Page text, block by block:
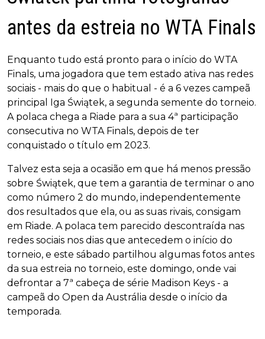
antes da estreia no WTA Finals
Enquanto tudo está pronto para o início do WTA
Finals, uma jogadora que tem estado ativa nas redes
sociais - mais do que o habitual - é a 6 vezes campeã
principal Iga Świątek, a segunda semente do torneio.
A polaca chega a Riade para a sua 4ª participação
consecutiva no WTA Finals, depois de ter
conquistado o título em 2023.
Talvez esta seja a ocasião em que há menos pressão
sobre Świątek, que tem a garantia de terminar o ano
como número 2 do mundo, independentemente
dos resultados que ela, ou as suas rivais, consigam
em Riade. A polaca tem parecido descontraída nas
redes sociais nos dias que antecedem o início do
torneio, e este sábado partilhou algumas fotos antes
da sua estreia no torneio, este domingo, onde vai
defrontar a 7ª cabeça de série Madison Keys - a
campeã do Open da Austrália desde o início da
temporada.